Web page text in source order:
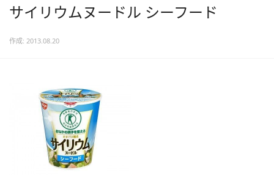
サイリウムヌードル シーフード
作成: 2013.08.20